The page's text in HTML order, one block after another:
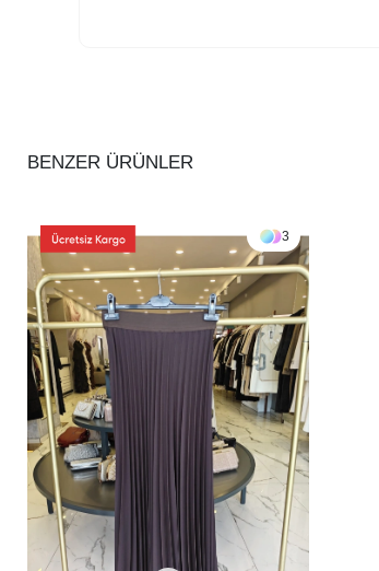
BENZER ÜRÜNLER
3